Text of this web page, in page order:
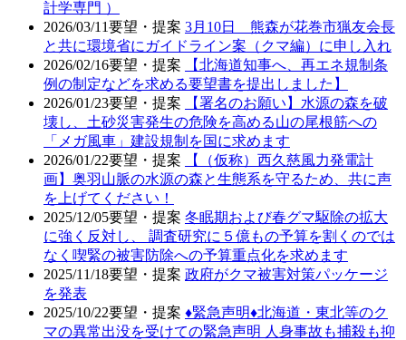
計学専門 ）
2026/03/11要望・提案 3月10日 熊森が花巻市猟友会長
と共に環境省にガイドライン案（クマ編）に申し入れ
2026/02/16要望・提案
【北海道知事へ、再エネ規制条
例の制定などを求める要望書を提出しました】
2026/01/23要望・提案
【署名のお願い】水源の森を破
壊し、土砂災害発生の危険を高める山の尾根筋への
「メガ風車」建設規制を国に求めます
2026/01/22要望・提案
【（仮称）西久慈風力発電計
画】奥羽山脈の水源の森と生態系を守るため、共に声
を上げてください！
2025/12/05要望・提案 冬眠期および春グマ駆除の拡大
に強く反対し、 調査研究に５億もの予算を割くのでは
なく喫緊の被害防除への予算重点化を求めます
2025/11/18要望・提案 政府がクマ被害対策パッケージ
を発表
2025/10/22要望・提案 ♦️緊急声明♦️北海道・東北等のク
マの異常出没を受けての緊急声明 人身事故も捕殺も抑